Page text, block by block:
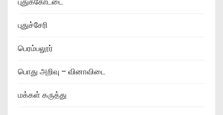
புதுச்சேரி
பெரம்பலூர்
பொது அறிவு – வினாவிடை
மக்கள் கருத்து